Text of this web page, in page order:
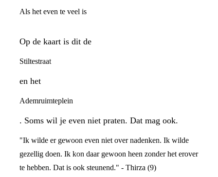
Als het even te veel is
Op de kaart is dit de
Stiltestraat
en het
Ademruimteplein
. Soms wil je even niet praten. Dat mag ook.
"Ik wilde er gewoon even niet over nadenken. Ik wilde
gezellig doen. Ik kon daar gewoon heen zonder het erover
te hebben. Dat is ook steunend." - Thirza (9)